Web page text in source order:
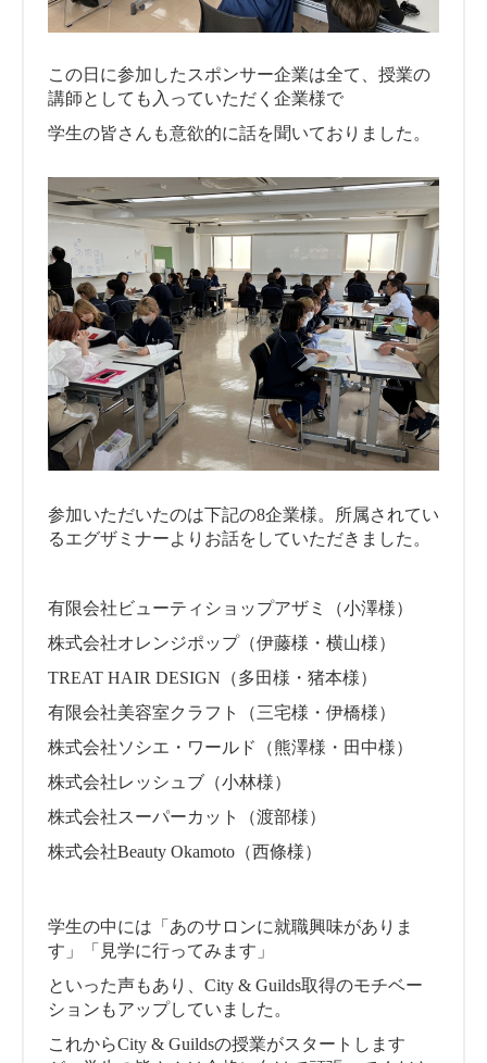
この日に参加したスポンサー企業は全て、授業の
講師としても入っていただく企業様で
学生の皆さんも意欲的に話を聞いておりました。
参加いただいたのは下記の8企業様。所属されてい
るエグザミナーよりお話をしていただきました。
有限会社ビューティショップアザミ（小澤様）
株式会社オレンジポップ（伊藤様・横山様）
TREAT HAIR DESIGN（多田様・猪本様）
有限会社美容室クラフト（三宅様・伊橋様）
株式会社ソシエ・ワールド（熊澤様・田中様）
株式会社レッシュブ（小林様）
株式会社スーパーカット（渡部様）
株式会社Beauty Okamoto（西條様）
学生の中には「あのサロンに就職興味がありま
す」「見学に行ってみます」
といった声もあり、City & Guilds取得のモチベー
ションもアップしていました。
これからCity & Guildsの授業がスタートします